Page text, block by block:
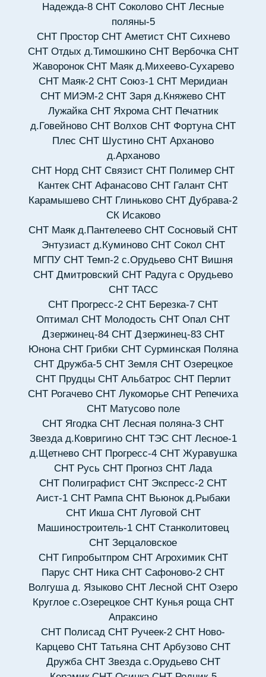
Надежда-8 СНТ Соколово СНТ Лесные
поляны-5
СНТ Простор СНТ Аметист СНТ Сихнево
СНТ Отдых д.Тимошкино СНТ Вербочка СНТ
Жаворонок СНТ Маяк д.Михеево-Сухарево
СНТ Маяк-2 СНТ Союз-1 СНТ Меридиан
СНТ МИЭМ-2 СНТ Заря д.Княжево СНТ
Лужайка СНТ Яхрома СНТ Печатник
д.Говейново СНТ Волхов СНТ Фортуна СНТ
Плес СНТ Шустино СНТ Арханово
д.Арханово
СНТ Норд СНТ Связист СНТ Полимер СНТ
Кантек СНТ Афанасово СНТ Галант СНТ
Карамышево СНТ Глиньково СНТ Дубрава-2
СК Исаково
СНТ Маяк д.Пантелеево СНТ Сосновый СНТ
Энтузиаст д.Куминово СНТ Сокол СНТ
МГПУ СНТ Темп-2 с.Орудьево СНТ Вишня
СНТ Дмитровский СНТ Радуга с Орудьево
СНТ ТАСС
СНТ Прогресс-2 СНТ Березка-7 СНТ
Оптимал СНТ Молодость СНТ Опал СНТ
Дзержинец-84 СНТ Дзержинец-83 СНТ
Юнона СНТ Грибки СНТ Сурминская Поляна
СНТ Дружба-5 СНТ Земля СНТ Озерецкое
СНТ Прудцы СНТ Альбатрос СНТ Перлит
СНТ Рогачево СНТ Лукоморье СНТ Репечиха
СНТ Матусово поле
СНТ Ягодка СНТ Лесная поляна-3 СНТ
Звезда д.Ковригино СНТ ТЭС СНТ Лесное-1
д.Щетнево СНТ Прогресс-4 СНТ Журавушка
СНТ Русь СНТ Прогноз СНТ Лада
СНТ Полиграфист СНТ Экспресс-2 СНТ
Аист-1 СНТ Рампа СНТ Вьюнок д.Рыбаки
СНТ Икша СНТ Луговой СНТ
Машиностроитель-1 СНТ Станколитовец
СНТ Зерцаловское
СНТ Гипробытпром СНТ Агрохимик СНТ
Парус СНТ Ника СНТ Сафоново-2 СНТ
Волгуша д. Языково СНТ Лесной СНТ Озеро
Круглое с.Озерецкое СНТ Кунья роща СНТ
Апраксино
СНТ Полисад СНТ Ручеек-2 СНТ Ново-
Карцево СНТ Татьяна СНТ Арбузово СНТ
Дружба СНТ Звезда с.Орудьево СНТ